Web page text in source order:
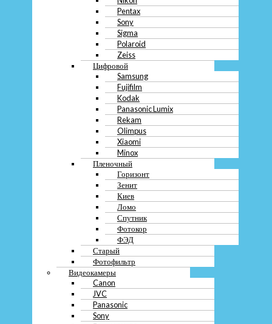
Pentax
Sony
Sigma
Polaroid
Zeiss
Цифровой
Samsung
Fujifilm
Kodak
Panasonic Lumix
Rekam
Olimpus
Xiaomi
Minox
Пленочный
Горизонт
Зенит
Киев
Ломо
Спутник
Фотокор
ФЭД
Старый
Фотофильтр
Видеокамеры
Canon
JVC
Panasonic
Sony
Преимущества
Перечень услуг
Преимущества
8 (968)-955-59-33
м Войковская (15 метров)
Ежедневно с 10 — 20
Оставить заявку
WhatsappTelegramViber
© 2022 Скупка "Купим-Дорого"
Политика конфиденциальности Карта сайта